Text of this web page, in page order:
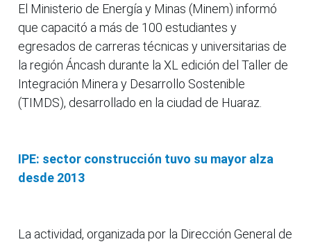
El Ministerio de Energía y Minas (Minem) informó
que capacitó a más de 100 estudiantes y
egresados de carreras técnicas y universitarias de
la región Áncash durante la XL edición del Taller de
Integración Minera y Desarrollo Sostenible
(TIMDS), desarrollado en la ciudad de Huaraz.
IPE: sector construcción tuvo su mayor alza
desde 2013
La actividad, organizada por la Dirección General de